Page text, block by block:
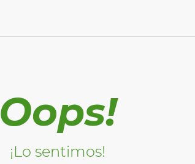
Oops!
¡Lo sentimos!